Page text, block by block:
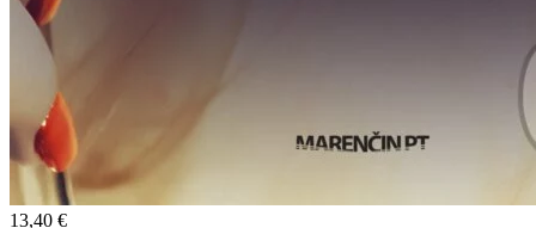
13,40 €